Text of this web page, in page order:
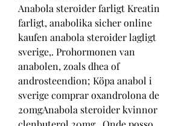
Anabola steroider farligt Kreatin
farligt, anabolika sicher online
kaufen anabola steroider lagligt
sverige,. Prohormonen van
anabolen, zoals dhea of
androsteendion; Köpa anabol i
sverige comprar oxandrolona de
20mgAnabola steroider kvinnor